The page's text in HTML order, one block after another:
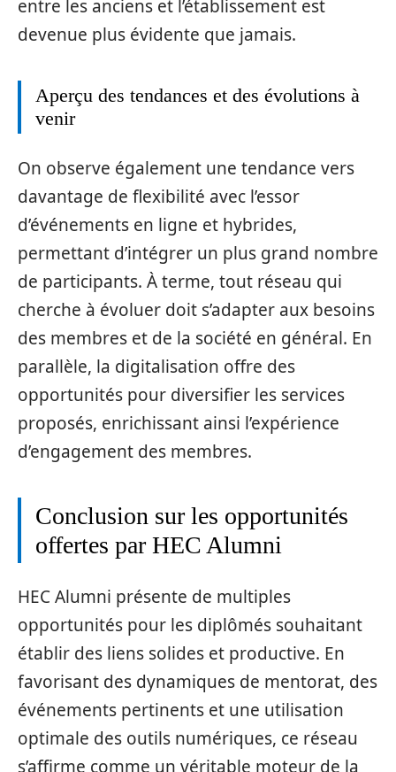
entre les anciens et l’établissement est
devenue plus évidente que jamais.
Aperçu des tendances et des évolutions à
venir
On observe également une tendance vers
davantage de flexibilité avec l’essor
d’événements en ligne et hybrides,
permettant d’intégrer un plus grand nombre
de participants. À terme, tout réseau qui
cherche à évoluer doit s’adapter aux besoins
des membres et de la société en général. En
parallèle, la digitalisation offre des
opportunités pour diversifier les services
proposés, enrichissant ainsi l’expérience
d’engagement des membres.
Conclusion sur les opportunités
offertes par HEC Alumni
HEC Alumni présente de multiples
opportunités pour les diplômés souhaitant
établir des liens solides et productive. En
favorisant des dynamiques de mentorat, des
événements pertinents et une utilisation
optimale des outils numériques, ce réseau
s’affirme comme un véritable moteur de la